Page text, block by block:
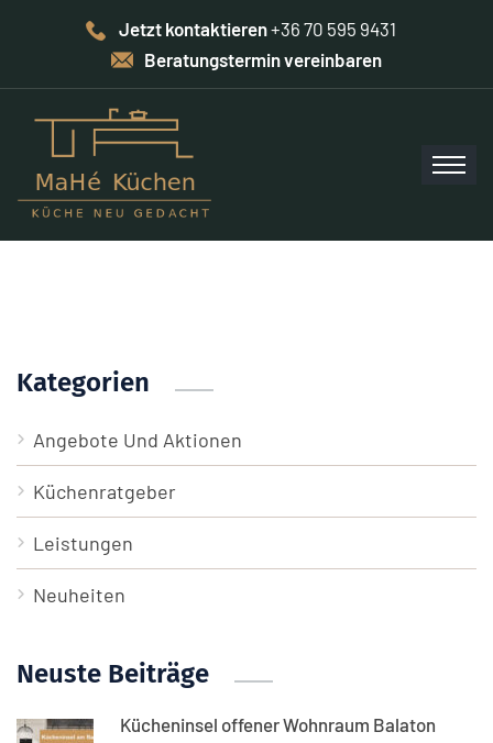
Jetzt kontaktieren+36 70 595 9431
Beratungstermin vereinbaren
Kategorien
Angebote Und Aktionen
Küchenratgeber
Leistungen
Neuheiten
Neuste Beiträge
Kücheninsel offener Wohnraum Balaton